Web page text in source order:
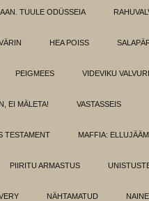
TUULE ODÜSSEIA
HEA POISS
PEIGMEES VIDEVIKU
EI MÄLETA! VASTASSEIS
TESTAMENT MAFFIA:
PIIRITU ARMASTUS
NÄHTAMATUD